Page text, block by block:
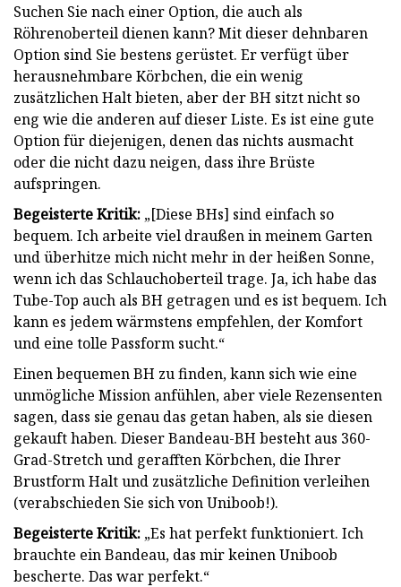
Suchen Sie nach einer Option, die auch als
Röhrenoberteil dienen kann? Mit dieser dehnbaren
Option sind Sie bestens gerüstet. Er verfügt über
herausnehmbare Körbchen, die ein wenig
zusätzlichen Halt bieten, aber der BH sitzt nicht so
eng wie die anderen auf dieser Liste. Es ist eine gute
Option für diejenigen, denen das nichts ausmacht
oder die nicht dazu neigen, dass ihre Brüste
aufspringen.
Begeisterte Kritik: „[Diese BHs] sind einfach so
bequem. Ich arbeite viel draußen in meinem Garten
und überhitze mich nicht mehr in der heißen Sonne,
wenn ich das Schlauchoberteil trage. Ja, ich habe das
Tube-Top auch als BH getragen und es ist bequem. Ich
kann es jedem wärmstens empfehlen, der Komfort
und eine tolle Passform sucht.“
Einen bequemen BH zu finden, kann sich wie eine
unmögliche Mission anfühlen, aber viele Rezensenten
sagen, dass sie genau das getan haben, als sie diesen
gekauft haben. Dieser Bandeau-BH besteht aus 360-
Grad-Stretch und gerafften Körbchen, die Ihrer
Brustform Halt und zusätzliche Definition verleihen
(verabschieden Sie sich von Uniboob!).
Begeisterte Kritik: „Es hat perfekt funktioniert. Ich
brauchte ein Bandeau, das mir keinen Uniboob
bescherte. Das war perfekt.“